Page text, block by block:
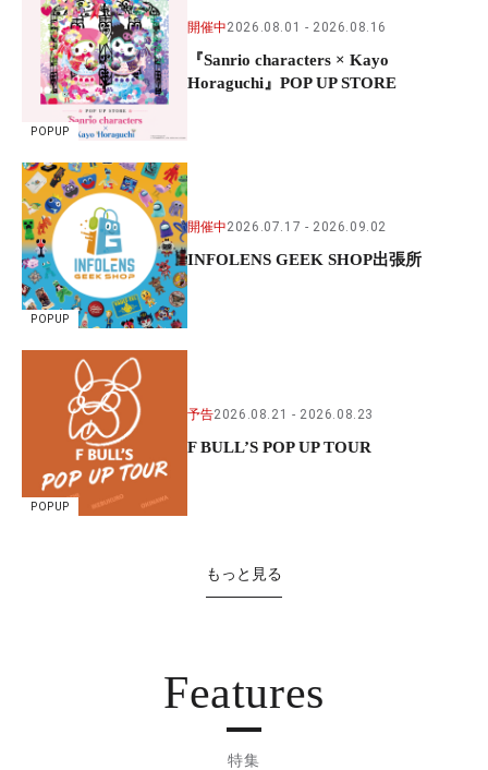
POPUP
開催中2026.08.01 2026.08.16
『Sanrio characters × Kayo
Horaguchi』POP UP STORE
POPUP
開催中2026.07.17 2026.09.02
INFOLENS GEEK SHOP出張所
POPUP
予告2026.08.21 2026.08.23
F BULL’S POP UP TOUR
もっと見る
Features
特集